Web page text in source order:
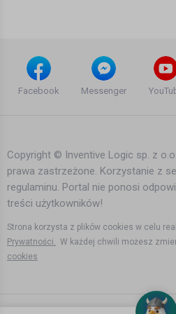
★ Pono -
Sebastien
Escape
wake me
17 lat temu
Facebook Messenger
Copyright © Inventive Logic sp. z
prawa zastrzeżone. Korzystanie z
regulaminu. Portal nie ponosi
treści użytkowników!
Strona korzysta z plików cookies w celu
Prywatności. W każdej chwili możesz
cookies